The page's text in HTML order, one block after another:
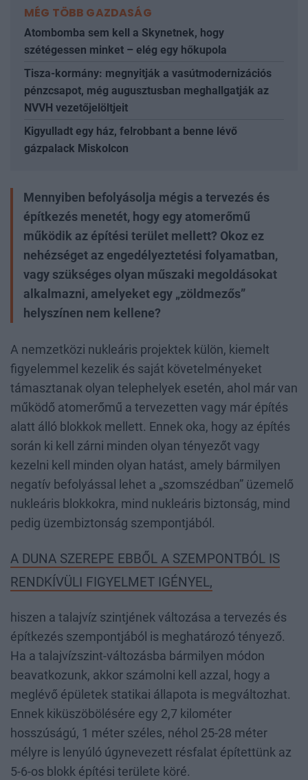
MÉG TÖBB GAZDASÁG
Atombomba sem kell a Skynetnek, hogy
szétégessen minket – elég egy hőkupola
Tisza-kormány: megnyitják a vasútmodernizációs
pénzcsapot, még augusztusban meghallgatják az
NVVH vezetőjelöltjeit
Kigyulladt egy ház, felrobbant a benne lévő
gázpalack Miskolcon
Mennyiben befolyásolja mégis a tervezés és
építkezés menetét, hogy egy atomerőmű
működik az építési terület mellett? Okoz ez
nehézséget az engedélyeztetési folyamatban,
vagy szükséges olyan műszaki megoldásokat
alkalmazni, amelyeket egy „zöldmezős”
helyszínen nem kellene?
A nemzetközi nukleáris projektek külön, kiemelt
figyelemmel kezelik és saját követelményeket
támasztanak olyan telephelyek esetén, ahol már van
működő atomerőmű a tervezetten vagy már építés
alatt álló blokkok mellett. Ennek oka, hogy az építés
során ki kell zárni minden olyan tényezőt vagy
kezelni kell minden olyan hatást, amely bármilyen
negatív befolyással lehet a „szomszédban” üzemelő
nukleáris blokkokra, mind nukleáris biztonság, mind
pedig üzembiztonság szempontjából.
A DUNA SZEREPE EBBŐL A SZEMPONTBÓL IS
RENDKÍVÜLI FIGYELMET IGÉNYEL,
hiszen a talajvíz szintjének változása a tervezés és
építkezés szempontjából is meghatározó tényező.
Ha a talajvízszint-változásba bármilyen módon
beavatkozunk, akkor számolni kell azzal, hogy a
meglévő épületek statikai állapota is megváltozhat.
Ennek kiküszöbölésére egy 2,7 kilométer
hosszúságú, 1 méter széles, néhol 25-28 méter
mélyre is lenyúló úgynevezett résfalat építettünk az
5-6-os blokk építési területe köré.